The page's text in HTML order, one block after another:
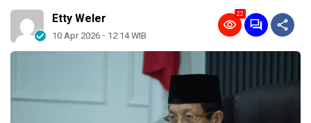
Etty Weler
10 Apr 2026 - 12:14 WIB
22